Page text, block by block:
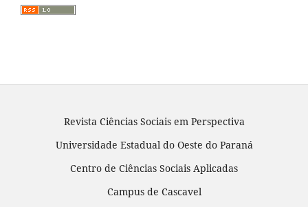
Revista Ciências Sociais em Perspectiva
Universidade Estadual do Oeste do Paraná
Centro de Ciências Sociais Aplicadas
Campus de Cascavel